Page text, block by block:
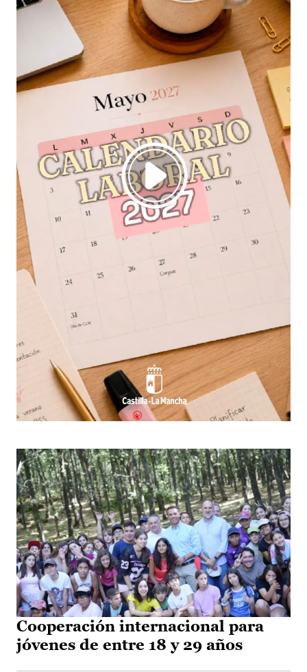
Cooperación internacional para
jóvenes de entre 18 y 29 años